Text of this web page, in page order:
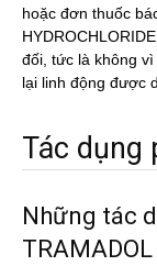
hoặc đơn thuốc
đối, tức là không
lại linh động được
Tác dụng
Những tác
TRAMADOL